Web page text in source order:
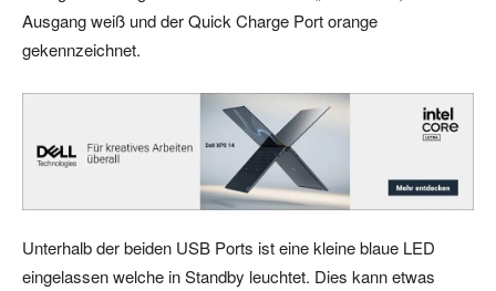
Ausgang weiß und der Quick Charge Port orange
gekennzeichnet.
Unterhalb der beiden USB Ports ist eine kleine blaue LED
eingelassen welche in Standby leuchtet. Dies kann etwas